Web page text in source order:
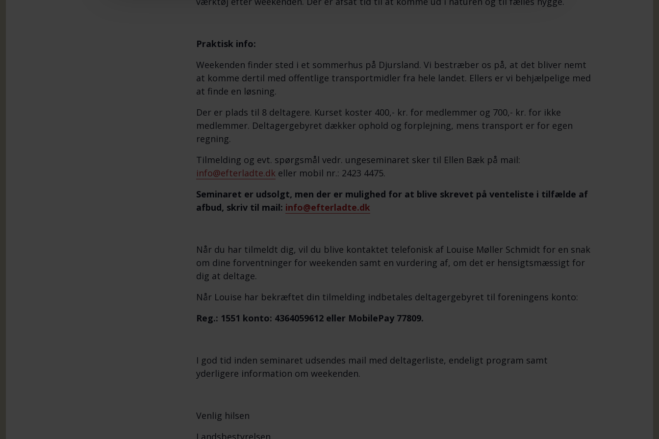
Praktisk info:
Weekenden finder sted i et sommerhus på Djursland. Vi bestræber os på, at det bliver nemt
at komme dertil med offentlige transportmidler fra hele landet. Ellers er vi behjælpelige med
at finde en løsning.
Der er plads til 8 deltagere. Kurset koster 400,- kr. for medlemmer og 700,- kr. for ikke
medlemmer. Deltagergebyret dækker ophold og forplejning, mens transport er for egen
regning.
Tilmelding og evt. spørgsmål vedr. ungeseminaret sker til Ellen Bæk på mail:
info@efterladte.dkeller mobil nr.: 2423 4475.
Seminaret er udsolgt, men der er mulighed for at blive skrevet på venteliste i tilfælde af
afbud, skriv til mail: info@efterladte.dk
Når du har tilmeldt dig, vil du blive kontaktet telefonisk af Louise Møller Schmidt for en snak
om dine forventninger for weekenden samt en vurdering af, om det er hensigtsmæssigt for
dig at deltage.
Når Louise har bekræftet din tilmelding indbetales deltagergebyret til foreningens konto:
Reg.: 1551 konto: 4364059612 eller MobilePay 77809.
I god tid inden seminaret udsendes mail med deltagerliste, endeligt program samt
yderligere information om weekenden.
Venlig hilsen
Landsbestyrelsen